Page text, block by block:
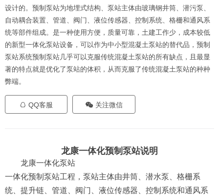
设计的。预制泵站为地埋式结构、泵站主体由玻璃钢井筒、潜污泵、
自动耦合装置、管道、阀门、液位传感器、控制系统、格栅和通风系
统等部件组成。是一种使用方便，质量可靠，土建工作少，成本较低
的新型一体化泵站设备，可以作为中小型混凝土泵站的替代品，预制
泵站系统预制泵站几乎可以克服传统混凝土泵站的所有缺点，且最显
著的特点就是优化了泵站的体积，从而克服了传统混凝土泵站的种种
弊端。
QQ客服 关注微信
龙康一体化预制泵站说明
龙康一体化泵站
一体化预制泵站工程，泵站主体由井筒、潜水泵、格栅系
统、提升链、管道、阀门、液位传感器、控制系统和通风系